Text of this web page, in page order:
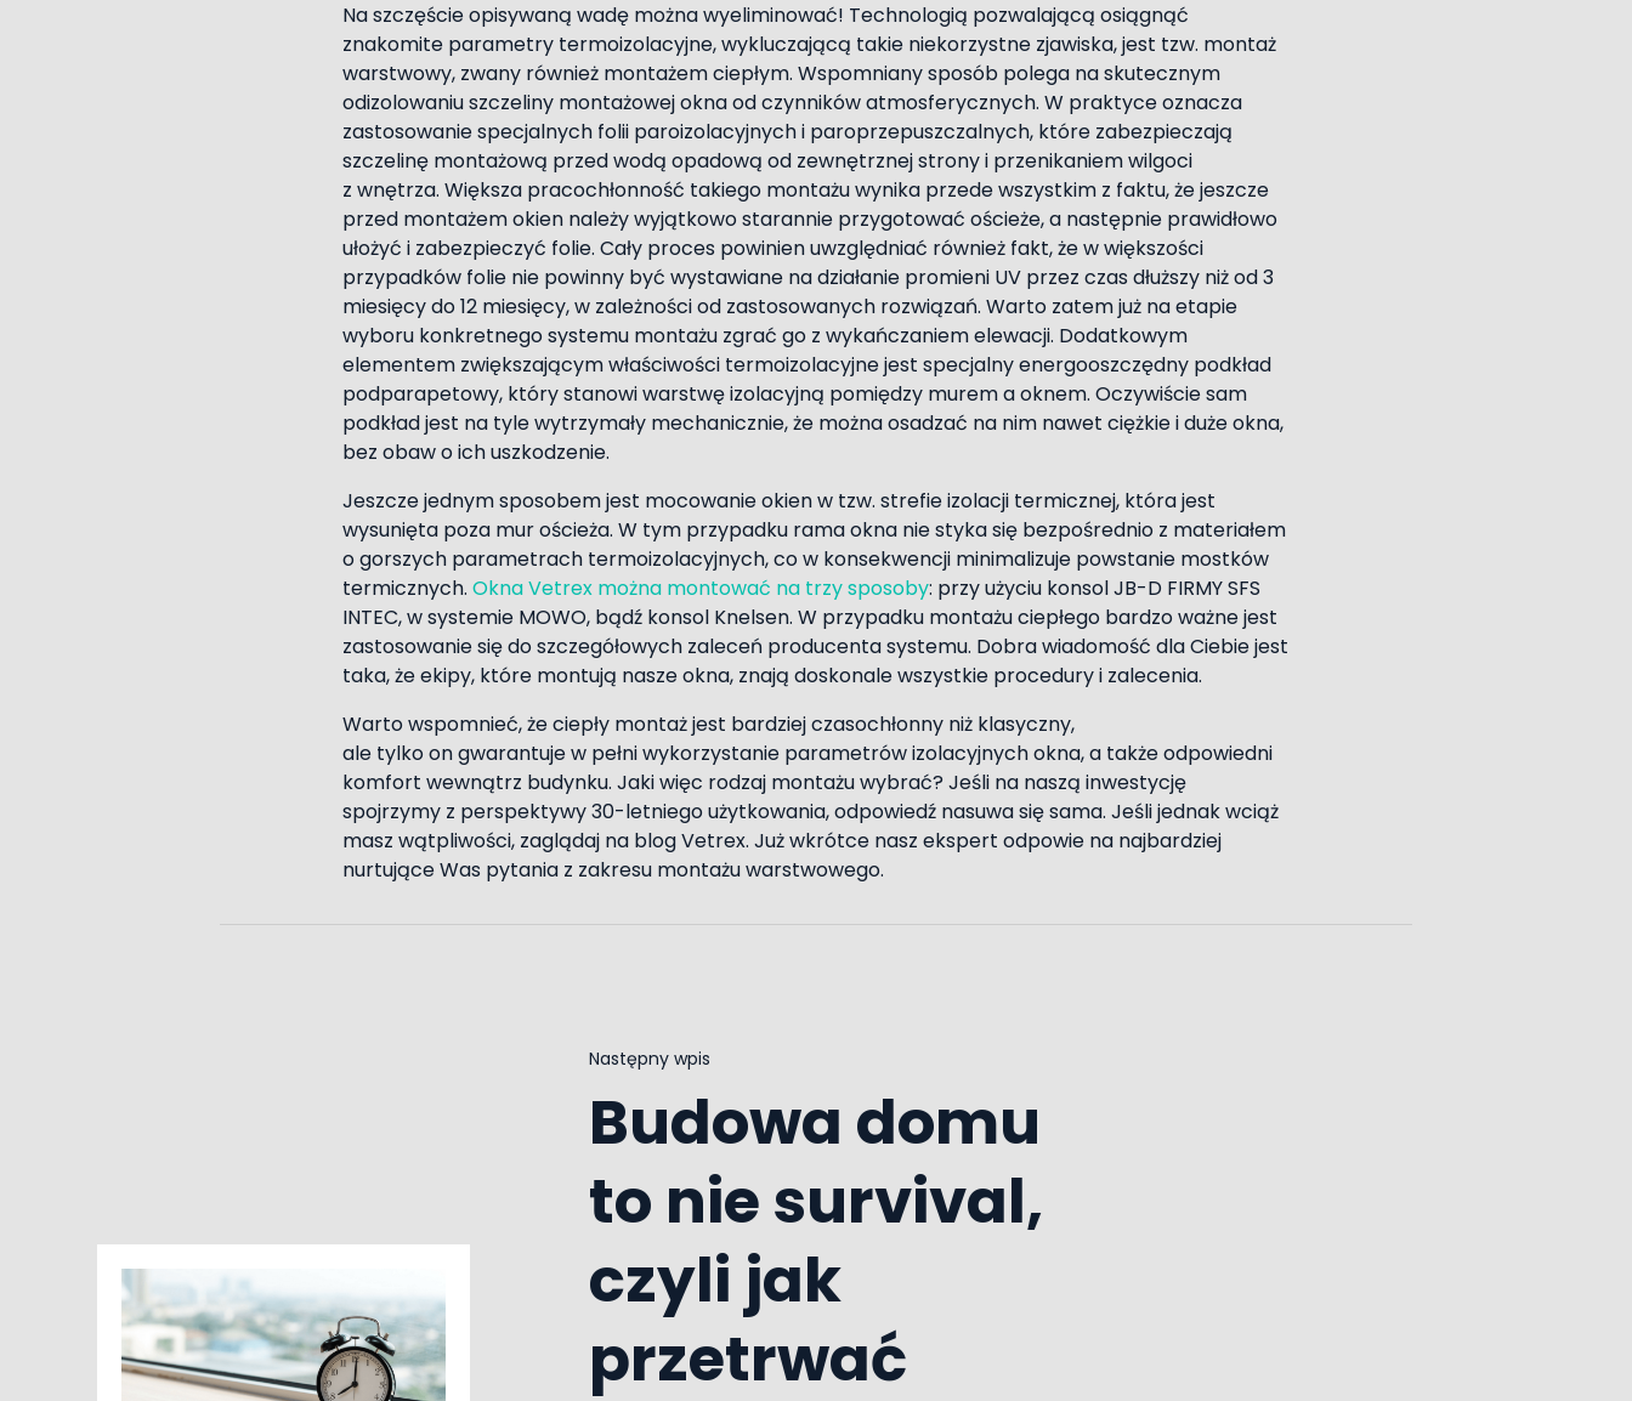
Na szczęście opisywaną wadę można wyeliminować! Technologią pozwalającą osiągnąć
znakomite parametry termoizolacyjne, wykluczającą takie niekorzystne zjawiska, jest tzw. montaż
warstwowy, zwany również montażem ciepłym. Wspomniany sposób polega na skutecznym
odizolowaniu szczeliny montażowej okna od czynników atmosferycznych. W praktyce oznacza
zastosowanie specjalnych folii paroizolacyjnych i paroprzepuszczalnych, które zabezpieczają
szczelinę montażową przed wodą opadową od zewnętrznej strony i przenikaniem wilgoci
z wnętrza. Większa pracochłonność takiego montażu wynika przede wszystkim z faktu, że jeszcze
przed montażem okien należy wyjątkowo starannie przygotować ościeże, a następnie prawidłowo
ułożyć i zabezpieczyć folie. Cały proces powinien uwzględniać również fakt, że w większości
przypadków folie nie powinny być wystawiane na działanie promieni UV przez czas dłuższy niż od 3
miesięcy do 12 miesięcy, w zależności od zastosowanych rozwiązań. Warto zatem już na etapie
wyboru konkretnego systemu montażu zgrać go z wykańczaniem elewacji. Dodatkowym
elementem zwiększającym właściwości termoizolacyjne jest specjalny energooszczędny podkład
podparapetowy, który stanowi warstwę izolacyjną pomiędzy murem a oknem. Oczywiście sam
podkład jest na tyle wytrzymały mechanicznie, że można osadzać na nim nawet ciężkie i duże okna,
bez obaw o ich uszkodzenie.
Jeszcze jednym sposobem jest mocowanie okien w tzw. strefie izolacji termicznej, która jest
wysunięta poza mur ościeża. W tym przypadku rama okna nie styka się bezpośrednio z materiałem
o gorszych parametrach termoizolacyjnych, co w konsekwencji minimalizuje powstanie mostków
termicznych.Okna Vetrex można montować na trzy sposoby: przy użyciu konsol JB-D FIRMY SFS
INTEC, w systemie MOWO, bądź konsol Knelsen. W przypadku montażu ciepłego bardzo ważne jest
zastosowanie się do szczegółowych zaleceń producenta systemu. Dobra wiadomość dla Ciebie jest
taka, że ekipy, które montują nasze okna, znają doskonale wszystkie procedury i zalecenia.
Warto wspomnieć, że ciepły montaż jest bardziej czasochłonny niż klasyczny,
ale tylko on gwarantuje w pełni wykorzystanie parametrów izolacyjnych okna, a także odpowiedni
komfort wewnątrz budynku. Jaki więc rodzaj montażu wybrać? Jeśli na naszą inwestycję
spojrzymy z perspektywy 30-letniego użytkowania, odpowiedź nasuwa się sama. Jeśli jednak wciąż
masz wątpliwości, zaglądaj na blog Vetrex. Już wkrótce nasz ekspert odpowie na najbardziej
nurtujące Was pytania z zakresu montażu warstwowego.
Następny wpis
Budowa domu
to nie survival,
czyli jak
przetrwać